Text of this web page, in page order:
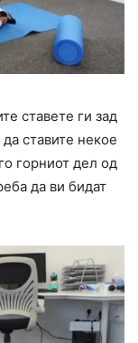
ставете ги зад
ставите некое
горниот дел од
да ви бидат